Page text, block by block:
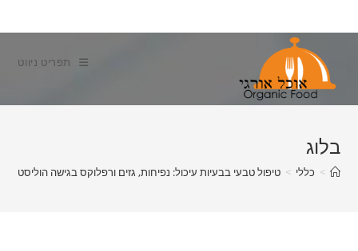
to
תפריט ניווט
בלוג
> כללי > טיפול טבעי בבעיות עיכול: נפיחות, גזים ורפלוקס בגישה הוליסטית